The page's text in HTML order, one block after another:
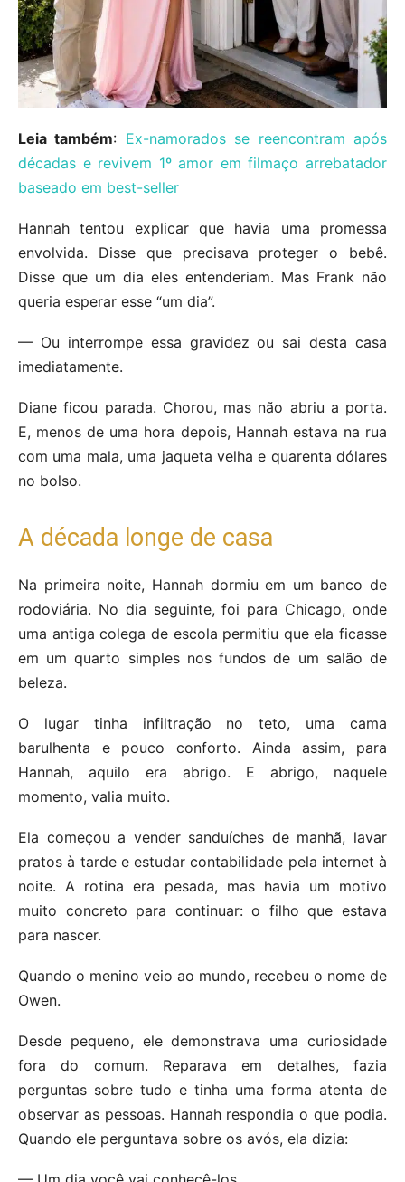
Leia também: Ex-namorados se reencontram após
décadas e revivem 1º amor em filmaço arrebatador
baseado em best-seller
Hannah tentou explicar que havia uma promessa
envolvida. Disse que precisava proteger o bebê.
Disse que um dia eles entenderiam. Mas Frank não
queria esperar esse “um dia”.
— Ou interrompe essa gravidez ou sai desta casa
imediatamente.
Diane ficou parada. Chorou, mas não abriu a porta.
E, menos de uma hora depois, Hannah estava na rua
com uma mala, uma jaqueta velha e quarenta dólares
no bolso.
A década longe de casa
Na primeira noite, Hannah dormiu em um banco de
rodoviária. No dia seguinte, foi para Chicago, onde
uma antiga colega de escola permitiu que ela ficasse
em um quarto simples nos fundos de um salão de
beleza.
O lugar tinha infiltração no teto, uma cama
barulhenta e pouco conforto. Ainda assim, para
Hannah, aquilo era abrigo. E abrigo, naquele
momento, valia muito.
Ela começou a vender sanduíches de manhã, lavar
pratos à tarde e estudar contabilidade pela internet à
noite. A rotina era pesada, mas havia um motivo
muito concreto para continuar: o filho que estava
para nascer.
Quando o menino veio ao mundo, recebeu o nome de
Owen.
Desde pequeno, ele demonstrava uma curiosidade
fora do comum. Reparava em detalhes, fazia
perguntas sobre tudo e tinha uma forma atenta de
observar as pessoas. Hannah respondia o que podia.
Quando ele perguntava sobre os avós, ela dizia: